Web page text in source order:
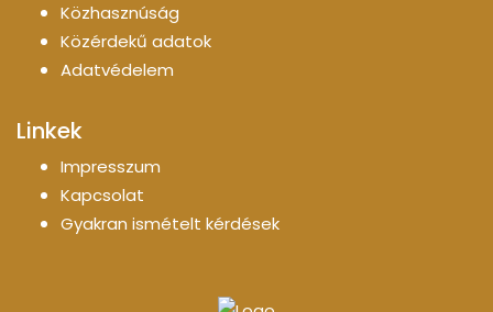
Közhasznúság
Közérdekű adatok
Adatvédelem
Linkek
Impresszum
Kapcsolat
Gyakran ismételt kérdések